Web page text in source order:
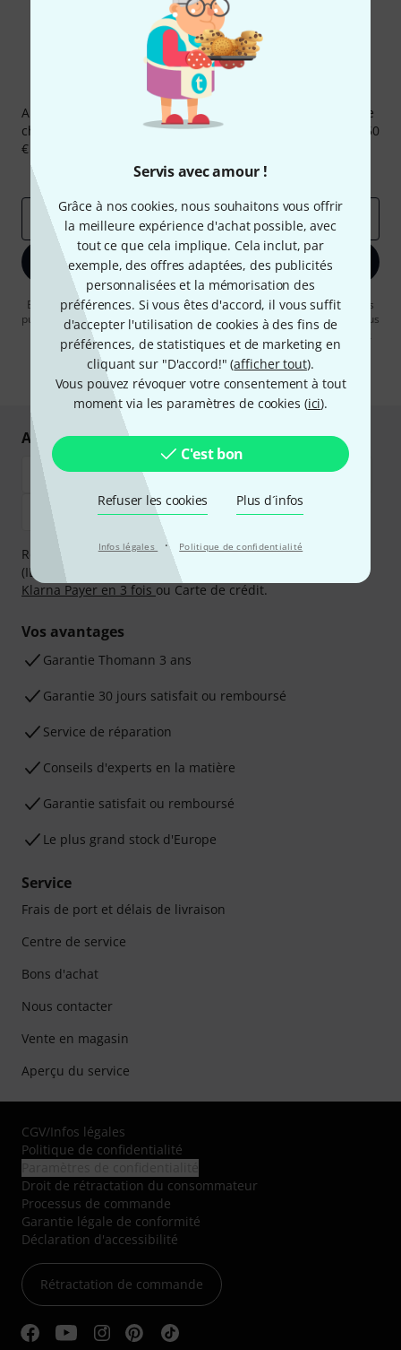
Servis avec amour !
Grâce à nos cookies, nous souhaitons vous offrir
la meilleure expérience d'achat possible, avec
tout ce que cela implique. Cela inclut, par
exemple, des offres adaptées, des publicités
personnalisées et la mémorisation des
préférences. Si vous êtes d'accord, il vous suffit
d'accepter l'utilisation de cookies à des fins de
préférences, de statistiques et de marketing en
cliquant sur "D'accord!" (afficher tout).
Vous pouvez révoquer votre consentement à tout
moment via les paramètres de cookies (ici).
C'est bon
Refuser les cookies Plus d´infos
Infos légales · Politique de confidentialité
Newsletters Thomann
Abonnez-vous à la newsletter Thomann et, avec un peu de
chance, gagnez l'un des 50 bons d'achat d'une valeur de 50
€ chacun!
Articles inspirants
Deals Aperçus Thomann
Adresse e-mail
S'inscrire maintenant
En cliquant sur "S'inscrire maintenant", vous acceptez de recevoir des
publicités par e-mail. La désinscription est possible à tout moment. Vous
pouvez trouver plus d'informations à ce sujet dans notrePolitique de
confidentialité.
* Requis
Achetez et payez en toute sécurité
Réglez de manière sûre et sécurisée par Virement
(IBAN/BIC), PayPal, Amazon Pay,
Klarna Payer en 3 fois ou Carte de crédit.
Vos avantages
Ga­ran­tie Thomann 3 ans
Garantie 30 jours satisfait ou remboursé
Service de réparation
Conseils d'experts en la matière
Garantie satisfait ou remboursé
Le plus grand stock d'Europe
Service
Frais de port et délais de livraison
Centre de service
Bons d'achat
Nous contacter
Vente en magasin
Aperçu du service
CGV/Infos légales
Politique de confidentialité
Droit de rétractation du consommateur
Processus de commande
Garantie légale de conformité
Déclaration d'accessibilité
Rétractation de commande